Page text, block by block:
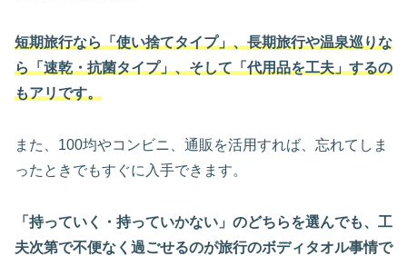
短期旅行なら「使い捨てタイプ」、長期旅行や温泉巡りな
ら「速乾・抗菌タイプ」、そして「代用品を工夫」するの
もアリです。
また、100均やコンビニ、通販を活用すれば、忘れてしま
ったときでもすぐに入手できます。
「持っていく・持っていかない」のどちらを選んでも、工
夫次第で不便なく過ごせるのが旅行のボディタオル事情で